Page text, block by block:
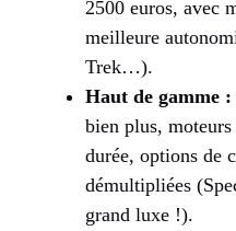
2500 euros, avec
meilleure
Trek…).
Haut de gamme :
bien plus,
durée, options de
démultipliées
grand luxe !).